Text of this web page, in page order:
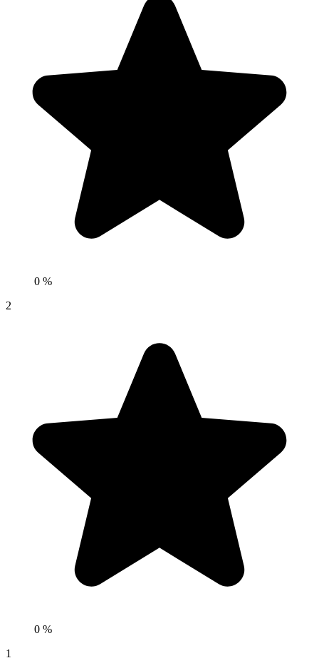
0 %
2
0 %
1